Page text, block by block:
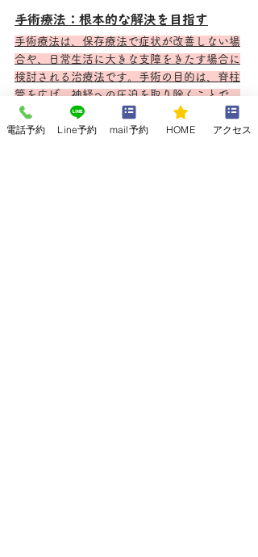
手術療法：根本的な解決を目指す
手術療法は、保存療法で症状が改善しない場
合や、日常生活に大きな支障をきたす場合に
検討される治療法です。手術の目的は、脊柱
管を広げ、神経への圧迫を取り除くことで、
症状の根本的な改善を目指します。
電話予約 Line予約 mail予約 HOME アクセス